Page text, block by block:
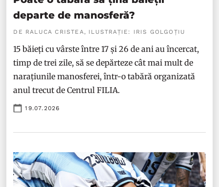
departe de manosferă?
DE RALUCA CRISTEA, ILUSTRAȚIE: IRIS GOLGOȚIU
15 băieți cu vârste între 17 și 26 de ani au încercat,
timp de trei zile, să se depărteze cât mai mult de
narațiunile manosferei, într-o tabără organizată
anul trecut de Centrul FILIA.
19.07.2026